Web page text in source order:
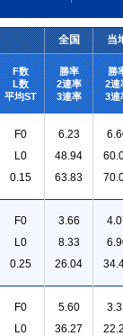
全国 当
F数
L数
平均ST
勝率
2連率
3連率
勝
2連
3連
F0
L0
0.15
6.23
48.94
63.83
F0
L0
0.25
3.66
8.33
26.04
F0
L0
5.60
36.27